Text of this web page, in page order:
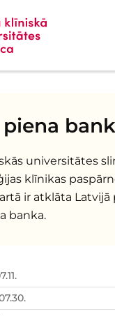
piena
universitātes
klīnikas
ir atklāta Latvijā
banka.